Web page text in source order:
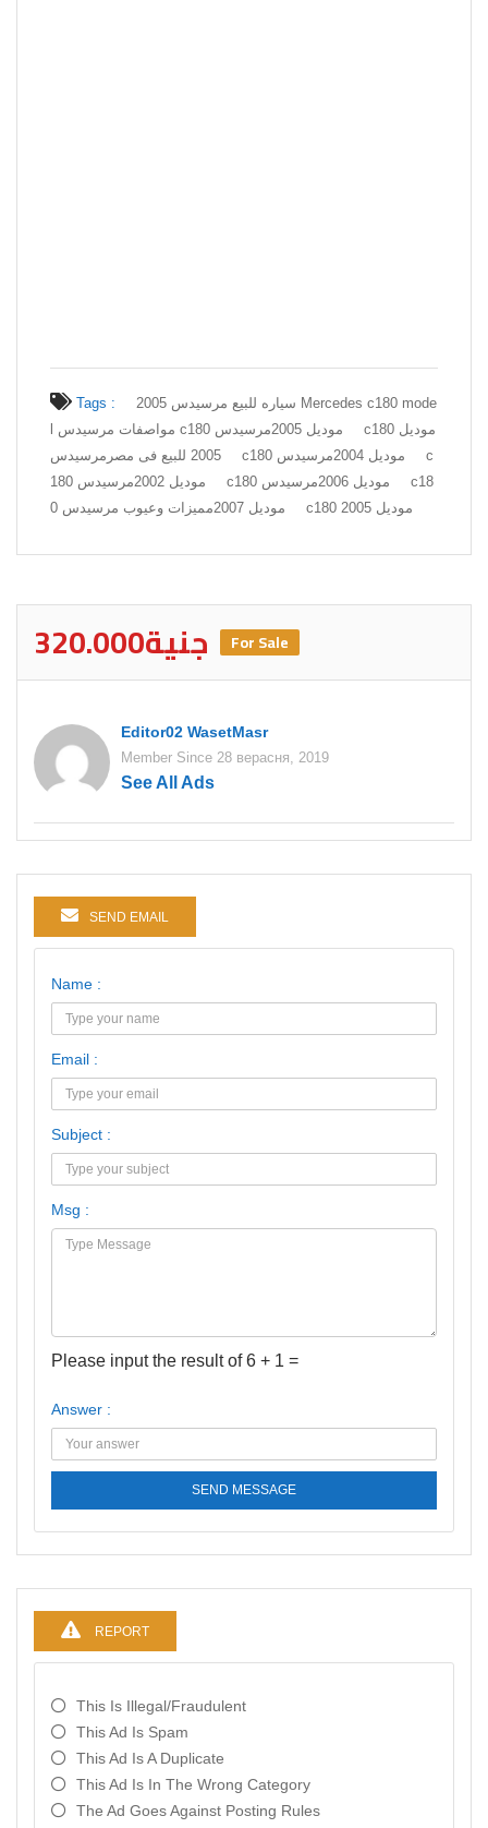
Tags :
سياره للبيع مرسيدس 2005 Mercedes c180 mode
l مواصفات مرسيدس c180 موديل 2005
مرسيدس c180 موديل
2005 للبيع فى مصر
مرسيدس c180 موديل 2004
مرسيدس c
180 موديل 2002
مرسيدس c180 موديل 2006
مرسيدس c18
0 موديل 2007
مميزات وعيوب مرسيدس c180 موديل 2005
320.000جنية For Sale
Editor02 WasetMasr
Member Since 28 верасня, 2019
See All Ads
SEND EMAIL
Name :
Email :
Subject :
Msg :
Please input the result of 6 + 1 =
Answer :
SEND MESSAGE
REPORT
This Is Illegal/fraudulent
This Ad Is Spam
This Ad Is A Duplicate
This Ad Is In The Wrong Category
The Ad Goes Against Posting Rules